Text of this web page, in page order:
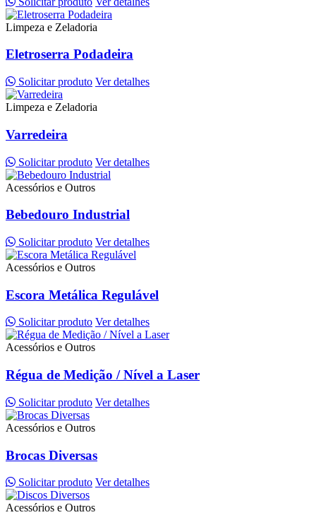
Limpeza e Zeladoria
Eletroserra Podadeira
Solicitar produto Ver detalhes
Limpeza e Zeladoria
Varredeira
Solicitar produto Ver detalhes
Acessórios e Outros
Bebedouro Industrial
Solicitar produto Ver detalhes
Acessórios e Outros
Escora Metálica Regulável
Solicitar produto Ver detalhes
Acessórios e Outros
Régua de Medição / Nível a Laser
Solicitar produto Ver detalhes
Acessórios e Outros
Brocas Diversas
Solicitar produto Ver detalhes
Acessórios e Outros